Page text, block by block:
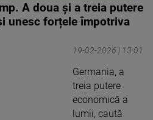
A doua și a treia putere
unesc forțele împotriva
19-02-2026 | 13:01
Germania, a
treia putere
economică a
lumii, caută